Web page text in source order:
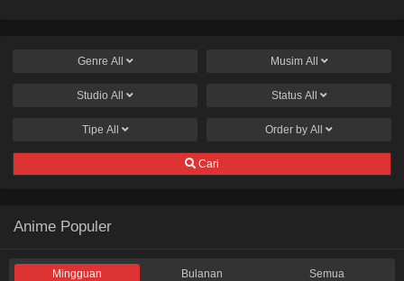
Genre All Musim All
Studio All Status All
Tipe All Order by All
Cari
Anime Populer
Mingguan Bulanan Semua